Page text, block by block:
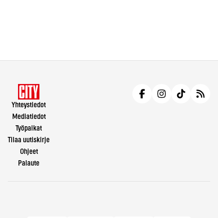
Yhteystiedot
Mediatiedot
Työpaikat
Tilaa uutiskirje
Ohjeet
Palaute